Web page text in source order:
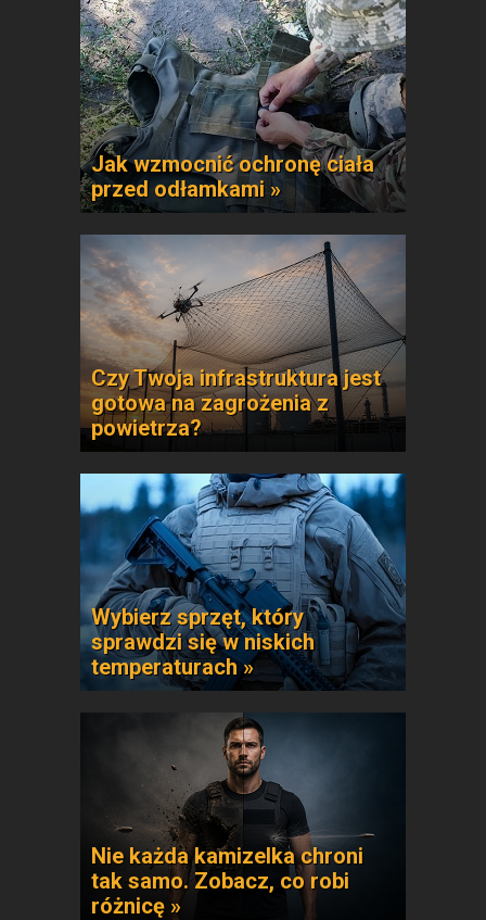
Jak wzmocnić ochronę ciała
przed odłamkami »
Czy Twoja infrastruktura jest
gotowa na zagrożenia z
powietrza?
Wybierz sprzęt, który
sprawdzi się w niskich
temperaturach »
Nie każda kamizelka chroni
tak samo. Zobacz, co robi
różnicę »